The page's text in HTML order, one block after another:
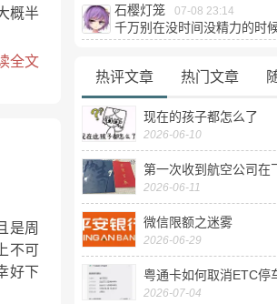
概半
全文
是周
不可
好下
石樱灯笼
07-08 23:14
千万别在没时间没精力的时
热评文章 热门文章
现在的孩子都怎么了
2026-06-10
第一次收到航空公司在
怀——送生日贺卡
2026-06-11
微信限额之迷雾
2026-06-29
粤通卡如何取消ETC停
2026-07-04